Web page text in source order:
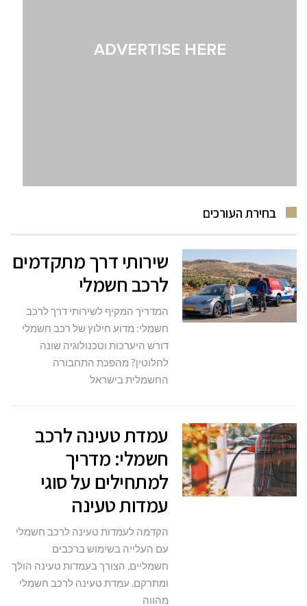
בחירת העורכים
שירותי דרך מתקדמים
לרכב חשמלי
המדריך המקיף לשירותי דרך לרכב
חשמלי: מדוע חילוץ של רכב חשמלי
דורש היערכות וטכנולוגיה שונה
לחלוטין? מהפכת התחבורה
החשמלית בישראל
עמדת טעינה לרכב
חשמלי: מדריך
למתחילים על סוגי
עמדות טעינה
הקדמה לעמדות טעינה לרכב חשמלי
עם העלייה בשימוש ברכבים
חשמליים, הצורך בעמדות טעינה הולך
ומתרקם. עמדת טעינה לרכב חשמלי
מהווה